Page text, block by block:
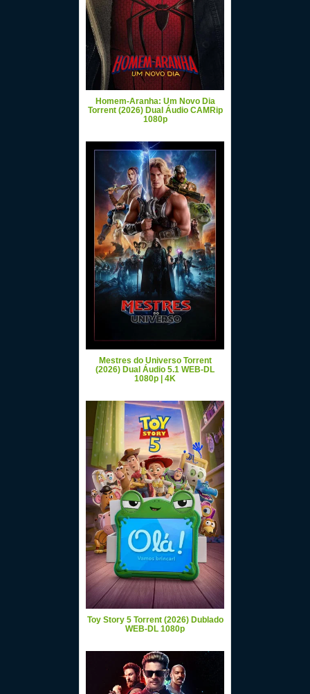
Homem-Aranha: Um Novo Dia
Torrent (2026) Dual Áudio CAMRip
1080p
Mestres do Universo Torrent
(2026) Dual Áudio 5.1 WEB-DL
1080p | 4K
Toy Story 5 Torrent (2026) Dublado
WEB-DL 1080p